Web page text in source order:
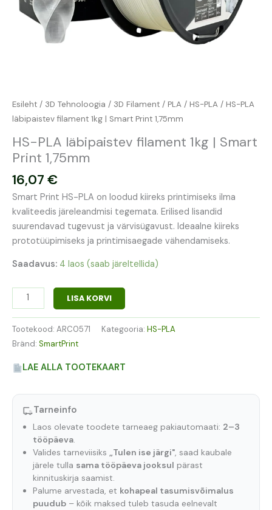
Esileht / 3D Tehnoloogia / 3D Filament / PLA / HS-PLA / HS-PLA
läbipaistev filament 1kg | Smart Print 1,75mm
HS-PLA läbipaistev filament 1kg | Smart
Print 1,75mm
16,07 €
Smart Print HS-PLA on loodud kiireks printimiseks ilma
kvaliteedis järeleandmisi tegemata. Erilised lisandid
suurendavad tugevust ja värvisügavust. Ideaalne kiireks
prototüüpimiseks ja printimisaegade vähendamiseks.
Saadavus: 4 laos (saab järeltellida)
LISA KORVI
Tootekood: ARC0571 Kategooria: HS-PLA
Bränd: SmartPrint
LAE ALLA TOOTEKAART
Tarneinfo
Laos olevate toodete tarneaeg pakiautomaati: 2–3
tööpäeva.
Valides tarneviisiks „Tulen ise järgi", saad kaubale
järele tulla sama tööpäeva jooksul pärast
kinnituskirja saamist.
Palume arvestada, et kohapeal tasumisvõimalus
puudub– kõik maksed tuleb tasuda eelnevalt